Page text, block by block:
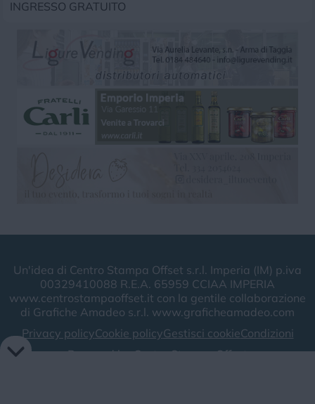
INGRESSO GRATUITO
Un'idea di Centro Stampa Offset s.r.l. Imperia (IM) p.iva
00329410088 R.E.A. 65959 CCIAA IMPERIA
www.centrostampaoffset.it con la gentile collaborazione
di Grafiche Amadeo s.r.l. www.graficheamadeo.com
Privacy policyCookie policyGestisci cookieCondizioni
Powered byCentro Stampa Offset